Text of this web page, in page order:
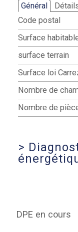
Général
Code postal
Surface
surface terrain
Surface loi
Nombre de
Nombre de
>
DPE en cours